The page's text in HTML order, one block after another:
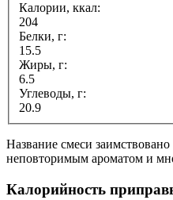
Калории, ккал:
204
Белки, г:
15.5
Жиры, г:
6.5
Углеводы, г:
20.9
Название смеси
неповторимым ароматом и
Калорийность